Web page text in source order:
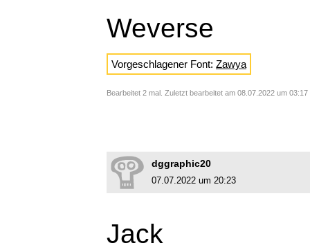
Weverse
Vorgeschlagener Font: Zawya
Bearbeitet 2 mal. Zuletzt bearbeitet am 08.07.2022 um
dggraphic20
07.07.2022 um 20:23
Jack